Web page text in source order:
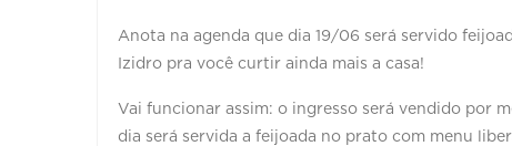
Anota na agenda que dia 19/06 será servido
Izidro pra você curtir ainda mais a casa!
Vai funcionar assim: o ingresso será vendido por
dia será servida a feijoada no prato com menu